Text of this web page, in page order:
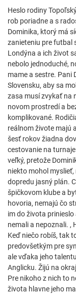
Heslo rodiny
rob poriadne a s
Dominika, ktorý má
zanieteniu pre futbal
Londýna a ich život
nebolo jednoduché,
mame a sestre. Pani
Slovensku, aby sa
zasa musí zvykať na
novom prostredí a
komplikované.
reálnom živote majú
šesť rokov žiadna
cestovanie na
veľký, pretože
niekto mohol
dopredu jasný plán.
špičkovom klube a
hovoria, nemajú čo
im do života
nemali a nepoznali. ,
Keď niečo robíš, tak
predovšetkým pre
ale vďaka jeho
Anglicku. Žijú na
Pre nikoho z nich to
života hlavne jeho